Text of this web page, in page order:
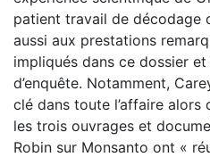
patient travail de décodage
aussi aux prestations
impliqués dans ce dossier
d’enquête. Notamment,
clé dans toute l’affaire alors
les trois ouvrages et
Robin sur Monsanto ont «